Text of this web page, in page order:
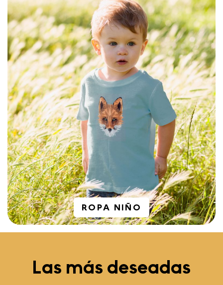
ROPA NIÑO
Las más deseadas